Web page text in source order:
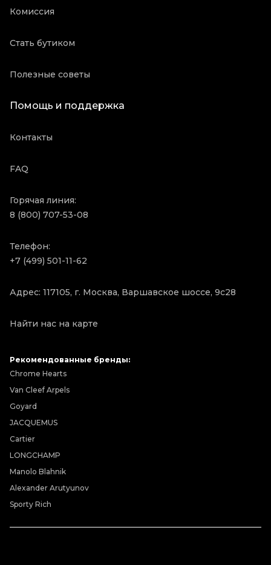
Комиссия
Стать бутиком
Полезные советы
Помощь и поддержка
Контакты
FAQ
Горячая линия:
8 (800) 707-53-08
Телефон:
+7 (499) 501-11-62
Адрес: 117105, г. Москва, Варшавское шоссе, 9с28
Найти нас на карте
Рекомендованные бренды:
Chrome Hearts
Van Cleef Arpels
Goyard
JACQUEMUS
Cartier
LONGCHAMP
Manolo Blahnik
Alexander Arutyunov
Sporty Rich